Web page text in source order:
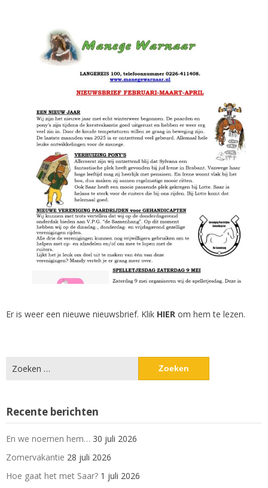
Er is weer een nieuwe nieuwsbrief. Klik HIER om hem te lezen.
Zoeken
naar:
Recente berichten
En we noemen hem… 30 juli 2026
Zomervakantie 28 juli 2026
Hoe gaat het met Saar? 1 juli 2026